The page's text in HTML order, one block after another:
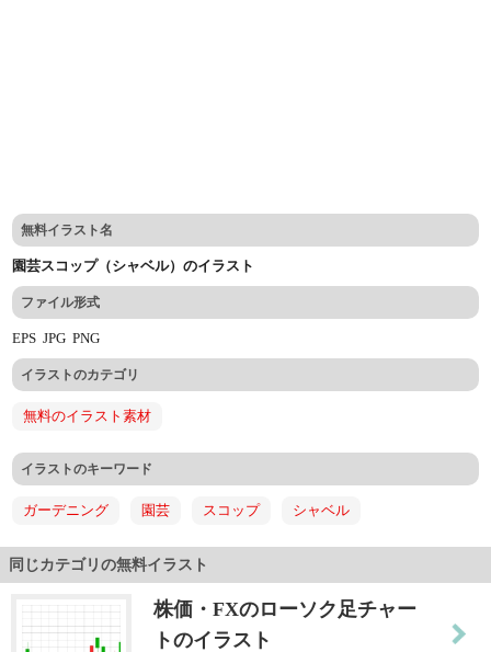
無料イラスト名
園芸スコップ（シャベル）のイラスト
ファイル形式
EPSJPGPNG
イラストのカテゴリ
無料のイラスト素材
イラストのキーワード
ガーデニング 園芸 スコップ シャベル
同じカテゴリの無料イラスト
株価・FXのローソク足チャー
トのイラスト